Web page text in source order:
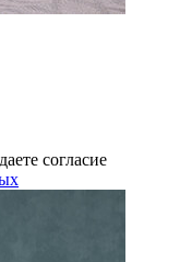
согласие